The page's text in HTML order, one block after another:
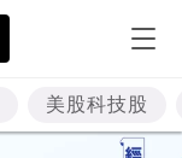
美股科技股